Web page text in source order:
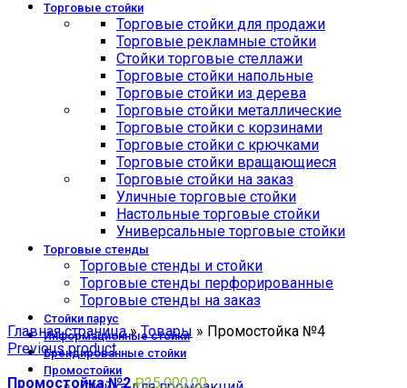
Торговые стойки
Торговые стойки для продажи
Торговые рекламные стойки
Стойки торговые стеллажи
Торговые стойки напольные
Торговые стойки из дерева
Торговые стойки металлические
Торговые стойки с корзинами
Торговые стойки с крючками
Торговые стойки вращающиеся
Торговые стойки на заказ
Уличные торговые стойки
Настольные торговые стойки
Универсальные торговые стойки
Торговые стенды
Торговые стенды и стойки
Торговые стенды перфорированные
Торговые стенды на заказ
Стойки парус
Информационные стойки
Брендированные стойки
Промостойки
Click to enlarge
Главная страница»Товары » Промостойка №4
Previous product
Промостойка №2₽25,000.00